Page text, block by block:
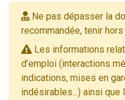
Ne pas dépasser la
recommandée, tenir
Les informations
d’emploi (interactions
indications, mises en
indésirables...) ainsi